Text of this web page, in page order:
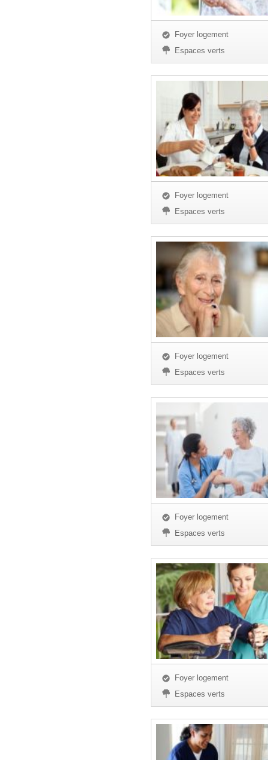
Foyer logement
Espaces verts
Foyer logement
Espaces verts
Foyer logement
Espaces verts
Foyer logement
Espaces verts
Foyer logement
Espaces verts